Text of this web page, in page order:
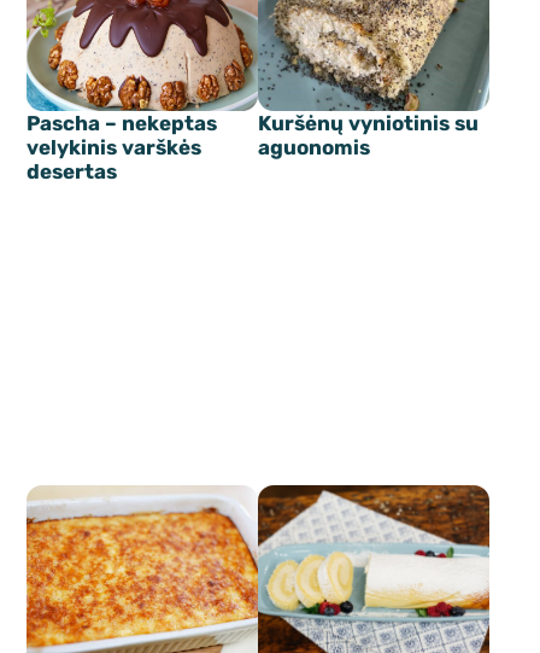
Pascha – nekeptas
velykinis varškės
desertas
Kuršėnų vyniotinis su
aguonomis